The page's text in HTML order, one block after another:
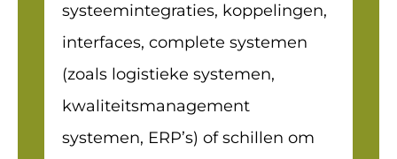
systeemintegraties, koppelingen,
interfaces, complete systemen
(zoals logistieke systemen,
kwaliteitsmanagement
systemen, ERP’s) of schillen om